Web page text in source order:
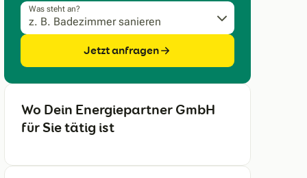
Was steht an?
Jetzt anfragen
Wo Dein Energiepartner GmbH
für Sie tätig ist